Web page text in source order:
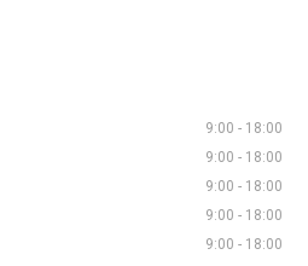
9:00 - 18:00
9:00 - 18:00
9:00 - 18:00
9:00 - 18:00
9:00 - 18:00